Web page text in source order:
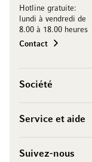
Hotline gratuite:
lundi à vendredi de
8.00 à 18.00 heures
Contact
Société
Service et aide
Suivez-nous